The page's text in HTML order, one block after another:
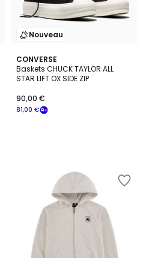
Nouveau
CONVERSE
Baskets CHUCK TAYLOR ALL
STAR LIFT OX SIDE ZIP
81,00 €
90,00 €